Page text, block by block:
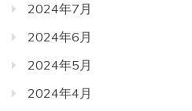
2024年7月
2024年6月
2024年5月
2024年4月